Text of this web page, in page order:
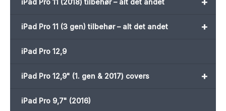
iPad Pro 11 (2018) tilbehør – alt det andet
+
iPad Pro 11 (3 gen) tilbehør – alt det andet
iPad Pro 12,9
+
iPad Pro 12,9" (1. gen & 2017) covers
iPad Pro 9,7" (2016)